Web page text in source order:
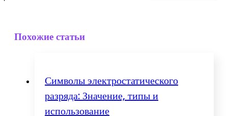
Похожие статьи
Символы электростатического
разряда: Значение, типы и
использование